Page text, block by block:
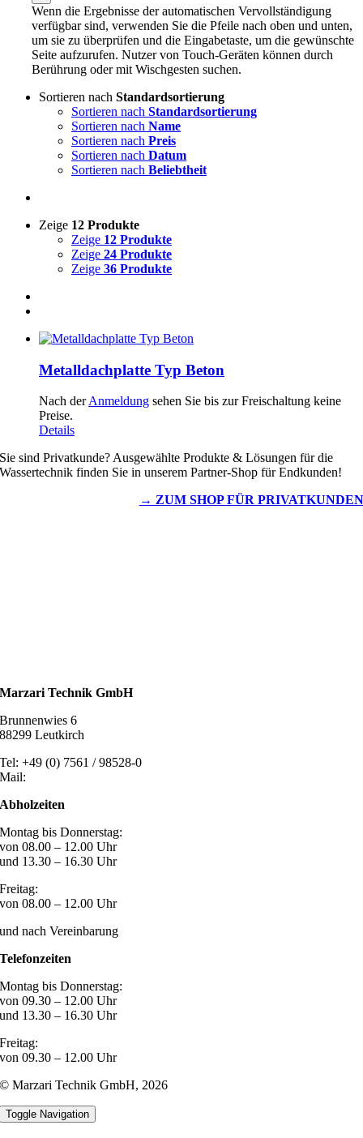
Wenn die Ergebnisse der automatischen Vervollständigung
verfügbar sind, verwenden Sie die Pfeile nach oben und unten,
um sie zu überprüfen und die Eingabetaste, um die gewünschte
Seite aufzurufen. Nutzer von Touch-Geräten können durch
Berührung oder mit Wischgesten suchen.
Sortieren nach Standardsortierung
Sortieren nach Standardsortierung
Sortieren nach Name
Sortieren nach Preis
Sortieren nach Datum
Sortieren nach Beliebtheit
Zeige 12 Produkte
Zeige 12 Produkte
Zeige 24 Produkte
Zeige 36 Produkte
Metalldachplatte Typ Beton
Nach derAnmeldung sehen Sie bis zur Freischaltung keine
Preise.
Details
Sie sind Privatkunde? Ausgewählte Produkte & Lösungen für die
Wassertechnik finden Sie in unserem Partner-Shop für Endkunden!
→ ZUM SHOP FÜR PRIVATKUNDEN
Marzari Technik GmbH
Brunnenwies 6
88299 Leutkirch
Tel: +49 (0) 7561 / 98528-0
Mail:
Abholzeiten
Montag bis Donnerstag:
von 08.00 – 12.00 Uhr
und 13.30 – 16.30 Uhr
Freitag:
von 08.00 – 12.00 Uhr
und nach Vereinbarung
Telefonzeiten
Montag bis Donnerstag:
von 09.30 – 12.00 Uhr
und 13.30 – 16.30 Uhr
Freitag:
von 09.30 – 12.00 Uhr
© Marzari Technik GmbH,2026
Toggle Navigation